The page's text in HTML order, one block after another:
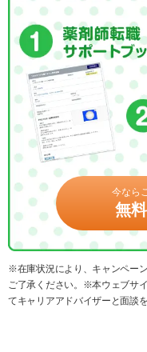
今なら
無
※在庫状況により、キャンペー
ご了承ください。※本ウェブサ
てキャリアアドバイザーと面談